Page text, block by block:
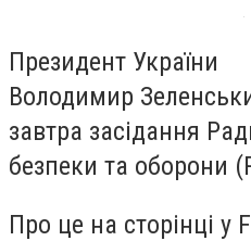
Президент України
Володимир
завтра засідання
безпеки та оборони
Про це на сторінці у